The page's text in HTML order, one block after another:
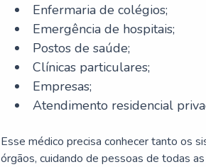
Enfermaria de colégios;
Emergência de hospitais;
Postos de saúde;
Clínicas particulares;
Empresas;
Atendimento residencial
Esse médico precisa conhecer tanto os
órgãos, cuidando de pessoas de todas